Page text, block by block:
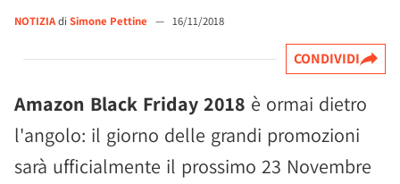
NOTIZIAdi Simone Pettine — 16/11/2018
CONDIVIDI
Amazon Black Friday 2018 è ormai dietro
l'angolo: il giorno delle grandi promozioni
sarà ufficialmente il prossimo 23 Novembre